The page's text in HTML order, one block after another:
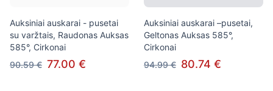
Auksiniai auskarai - pusetai
su varžtais, Raudonas Auksas
585°, Cirkonai
90.59 € 77.00 €
Auksiniai auskarai –pusetai,
Geltonas Auksas 585°,
Cirkonai
94.99 € 80.74 €